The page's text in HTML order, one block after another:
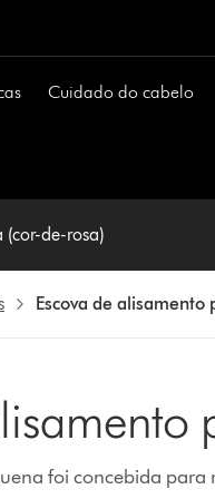
Cuidado do cabelo
(cor-de-rosa)
Escova de alisamento
foi concebida